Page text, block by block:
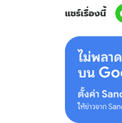
แชร์เรื่องนี้